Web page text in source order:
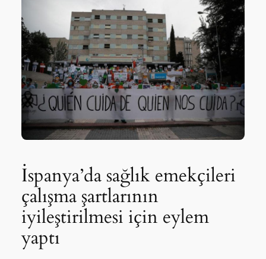
İspanya’da sağlık emekçileri
çalışma şartlarının
iyileştirilmesi için eylem
yaptı